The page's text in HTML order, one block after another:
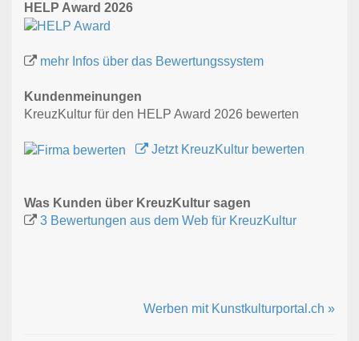
HELP Award 2026
mehr Infos über das Bewertungssystem
Kundenmeinungen
KreuzKultur für den HELP Award 2026 bewerten
Jetzt KreuzKultur bewerten
Was Kunden über KreuzKultur sagen
3 Bewertungen aus dem Web für KreuzKultur
Werben mit Kunstkulturportal.ch »